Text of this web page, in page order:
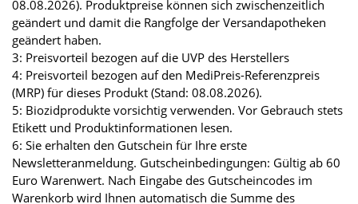
08.08.2026). Produktpreise können sich zwischenzeitlich
geändert und damit die Rangfolge der Versandapotheken
geändert haben.
3: Preisvorteil bezogen auf die UVP des Herstellers
4: Preisvorteil bezogen auf den MediPreis-Referenzpreis
(MRP) für dieses Produkt (Stand: 08.08.2026).
5: Biozidprodukte vorsichtig verwenden. Vor Gebrauch stets
Etikett und Produktinformationen lesen.
6: Sie erhalten den Gutschein für Ihre erste
Newsletteranmeldung. Gutscheinbedingungen: Gültig ab 60
Euro Warenwert. Nach Eingabe des Gutscheincodes im
Warenkorb wird Ihnen automatisch die Summe des